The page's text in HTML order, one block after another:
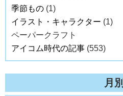
季節もの (1)
イラスト・キャラクター (1)
ペーパークラフト
アイコム時代の記事 (553)
月別